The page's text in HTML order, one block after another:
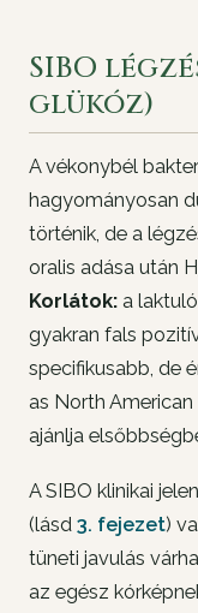
SIBO
glükóz)
A vékonybél
hagyományosan
történik, de a
oralis adása után
Korlátok: a
gyakran fals
specifikusabb, de
as North
ajánlja
A SIBO klinikai
(lásd 3. fejezet)
tüneti javulás
az egész